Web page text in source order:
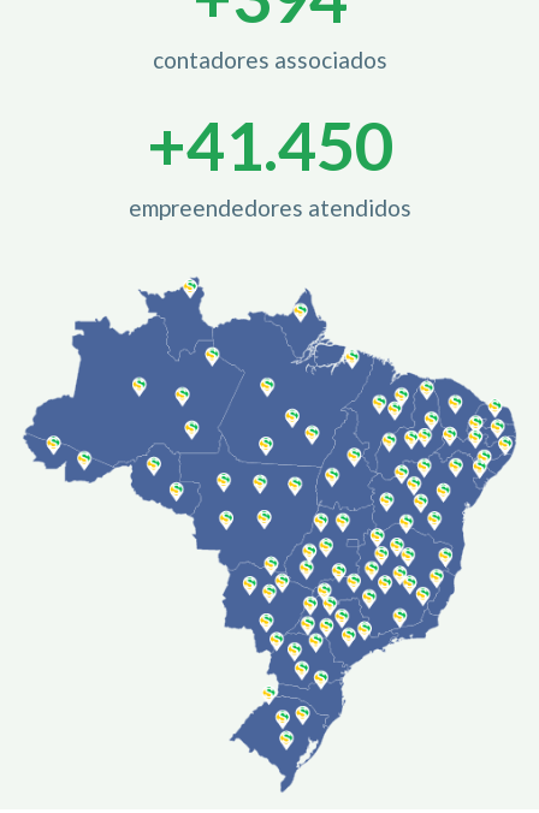
contadores associados
empreendedores atendidos
+42.000